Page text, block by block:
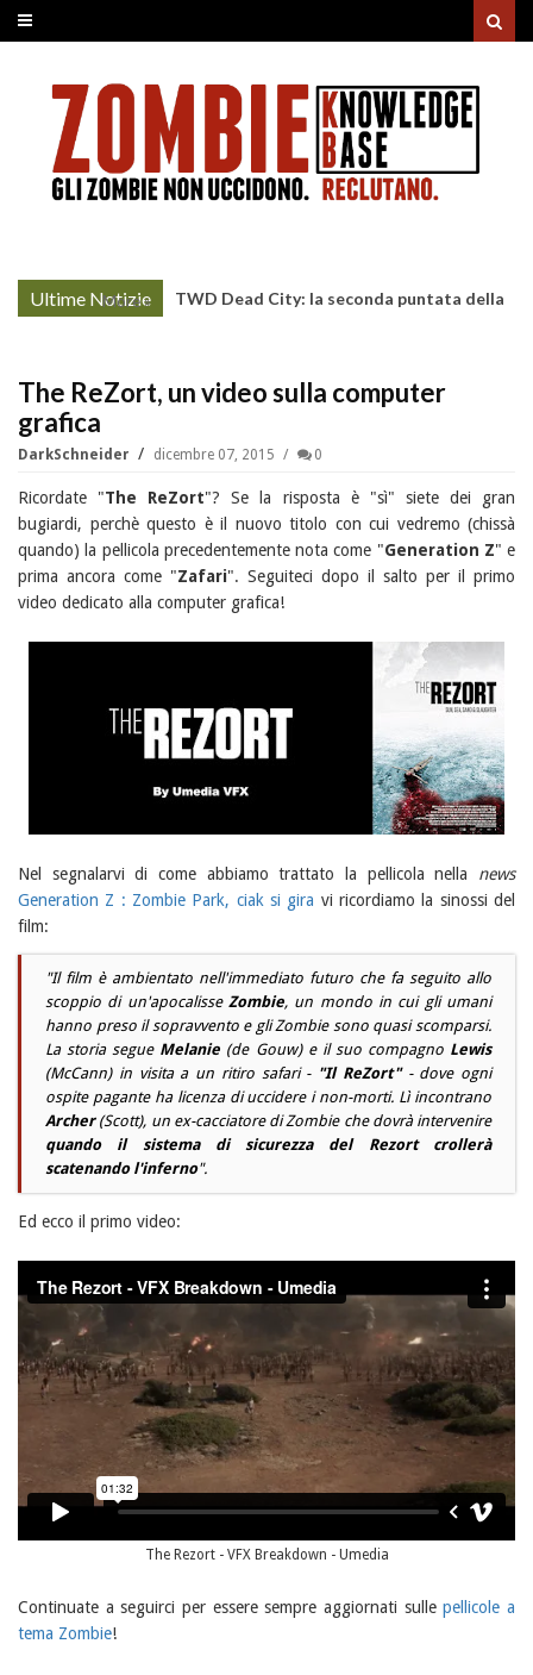
Ultime Notizie
More »
TWD Dead City: la seconda puntata della
The ReZort, un video sulla computer
grafica
DarkSchneider dicembre 07, 2015 0
Ricordate "The ReZort"? Se la risposta è "sì" siete dei gran
bugiardi, perchè questo è il nuovo titolo con cui vedremo (chissà
quando) la pellicola precedentemente nota come "Generation Z" e
prima ancora come "Zafari". Seguiteci dopo il salto per il primo
video dedicato alla computer grafica!
Nel segnalarvi di come abbiamo trattato la pellicola nella news
Generation Z : Zombie Park, ciak si gira vi ricordiamo la sinossi del
film:
"Il film è ambientato nell'immediato futuro che fa seguito allo
scoppio di un'apocalisse Zombie, un mondo in cui gli umani
hanno preso il sopravvento e gli Zombie sono quasi scomparsi.
La storia segue Melanie (de Gouw) e il suo compagno Lewis
(McCann) in visita a un ritiro safari - "Il ReZort"- dove ogni
ospite pagante ha licenza di uccidere i non-morti. Lì incontrano
Archer(Scott), un ex-cacciatore di Zombie che dovrà intervenire
quando il sistema di sicurezza del Rezort crollerà
scatenando l'inferno".
Ed ecco il primo video:
The Rezort - VFX Breakdown - Umedia
Continuate a seguirci per essere sempre aggiornati sullepellicole a
tema Zombie!